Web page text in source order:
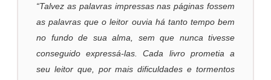
“Talvez as palavras impressas nas páginas fossem
as palavras que o leitor ouvia há tanto tempo bem
no fundo de sua alma, sem que nunca tivesse
conseguido expressá-las. Cada livro prometia a
seu leitor que, por mais dificuldades e tormentos